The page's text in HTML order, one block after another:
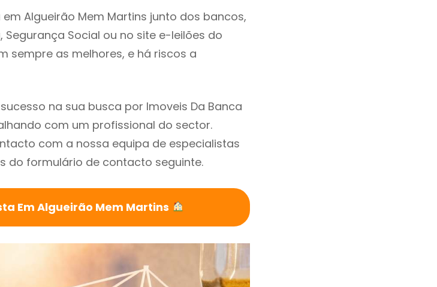
Algueirão Mem Martins junto dos bancos,
Social ou no site e-leilões do
sempre as melhores, e há riscos a
na sua busca por Imoveis Da Banca
com um profissional do sector.
com a nossa equipa de especialistas
do formulário de contacto seguinte.
Em Algueirão Mem Martins